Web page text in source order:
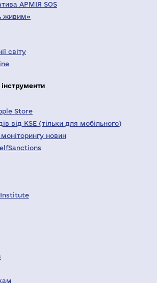
АРМІЯ SOS
живим»
світу
Store
від KSE (тільки для мобільного)
новин
Institute